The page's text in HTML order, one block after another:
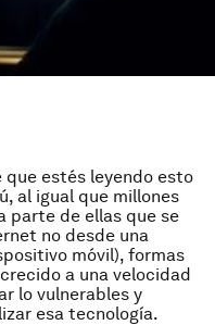
estés leyendo esto
al igual que millones
parte de ellas que se
no desde una
móvil), formas
a una velocidad
lo vulnerables y
esa tecnología.